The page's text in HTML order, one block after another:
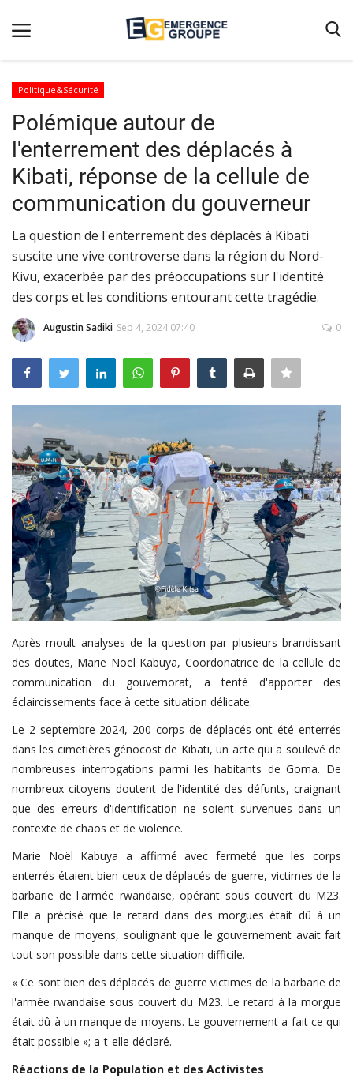
Accueil
Contact
Emergence
Galerie
Terms & Conditions
Magazine
Nos Videos
Connexion
Register
Français
Politique&Sécurité
Polémique autour de
l'enterrement des déplacés à
Kibati, réponse de la cellule de
communication du gouverneur
La question de l'enterrement des déplacés à Kibati
suscite une vive controverse dans la région du Nord-
Kivu, exacerbée par des préoccupations sur l'identité
des corps et les conditions entourant cette tragédie.
Augustin Sadiki Sep 4, 2024 07:40 0
Après moult analyses de la question par plusieurs brandissant
des doutes, Marie Noël Kabuya, Coordonatrice de la cellule de
communication du gouvernorat, a tenté d'apporter des
éclaircissements face à cette situation délicate.
Le 2 septembre 2024, 200 corps de déplacés ont été enterrés
dans les cimetières génocost de Kibati, un acte qui a soulevé de
nombreuses interrogations parmi les habitants de Goma. De
nombreux citoyens doutent de l'identité des défunts, craignant
que des erreurs d'identification ne soient survenues dans un
contexte de chaos et de violence.
Marie Noël Kabuya a affirmé avec fermeté que les corps
enterrés étaient bien ceux de déplacés de guerre, victimes de la
barbarie de l'armée rwandaise, opérant sous couvert du M23.
Elle a précisé que le retard dans des morgues était dû à un
manque de moyens, soulignant que le gouvernement avait fait
tout son possible dans cette situation difficile.
« Ce sont bien des déplacés de guerre victimes de la barbarie de
l'armée rwandaise sous couvert du M23. Le retard à la morgue
était dû à un manque de moyens. Le gouvernement a fait ce qui
était possible »; a-t-elle déclaré.
Réactions de la Population et des Activistes